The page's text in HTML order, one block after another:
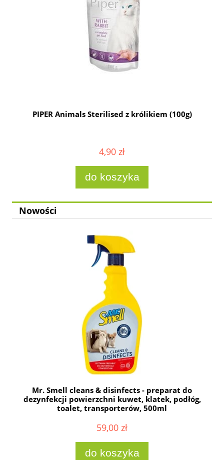
PIPER Animals Sterilised z królikiem (100g)
4,90 zł
do koszyka
Nowości
Mr. Smell cleans & disinfects - preparat do
dezynfekcji powierzchni kuwet, klatek, podłóg,
toalet, transporterów, 500ml
59,00 zł
do koszyka